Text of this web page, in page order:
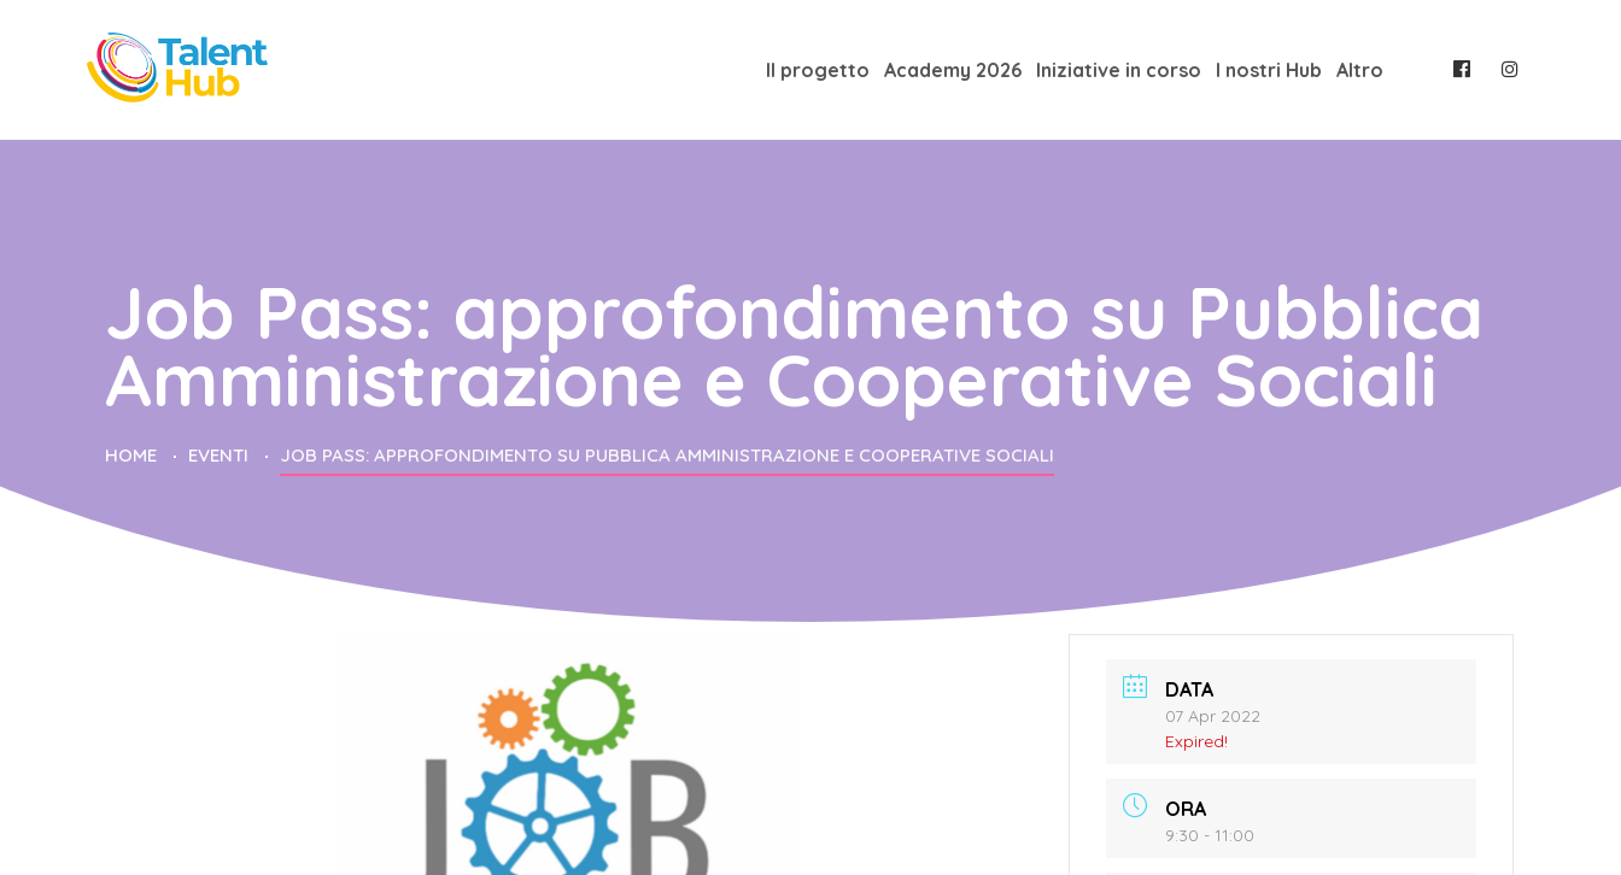
Il progetto Academy 2026 Iniziative in corso I nostri Hub Altro
Job Pass: approfondimento su Pubblica
Amministrazione e Cooperative Sociali
HOME EVENTI JOB PASS: APPROFONDIMENTO SU PUBBLICA AMMINISTRAZIONE E COOPERATIVE SOCIALI
DATA
07 Apr 2022
Expired!
ORA
9:30 - 11:00